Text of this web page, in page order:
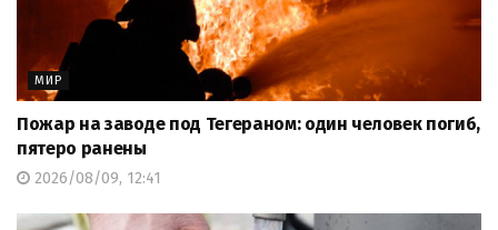
МИР
Пожар на заводе под Тегераном: один человек погиб,
пятеро ранены
2026/08/09, 12:41